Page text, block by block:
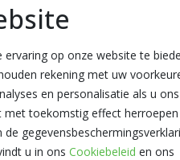
stelen evenwijdig aan elkaar,
schalen of toortsboeketten.
op onze website te
rekening met uw
en personalisatie als u
toekomstig effect herroepen
u in ons Cookiebeleid en ons